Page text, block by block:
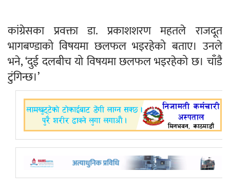
कांग्रेसका प्रवक्ता डा. प्रकाशशरण महतले राजदूत
भागबण्डाको विषयमा छलफल भइरहेको बताए। उनले
भने, ‘दुई दलबीच यो विषयमा छलफल भइरहेको छ। चाँडै
टुंगिन्छ।’